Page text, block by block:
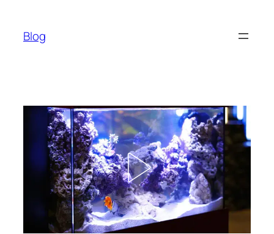
phầnBlog